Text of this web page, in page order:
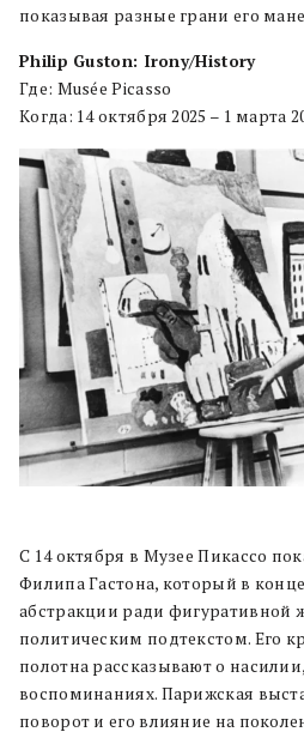
показывая разные грани его
Philip Guston: Irony/History
Где: Musée Picasso
Когда: 14 октября 2025 – 1 марта
С 14 октября в Музее Пикассо
Филипа Гастона, который в конце
абстракции ради фигуративной
политическим подтекстом. Его
полотна рассказывают о
воспоминаниях. Парижская
поворот и его влияние на